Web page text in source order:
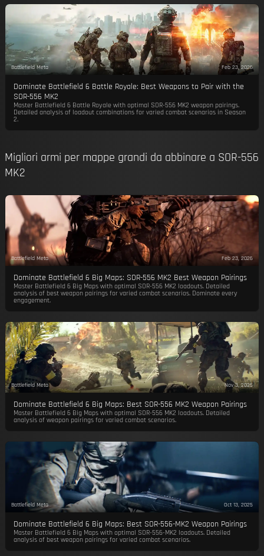
Battlefield Meta Feb 23, 2026
Dominate Battlefield 6 Battle Royale: Best Weapons to Pair with the
SOR-556 MK2
Master Battlefield 6 Battle Royale with optimal SOR-556 MK2 weapon pairings.
Detailed analysis of loadout combinations for varied combat scenarios in Season
2.
Migliori armi per mappe grandi da abbinare a SOR-556
MK2
Battlefield Meta Feb 23, 2026
Dominate Battlefield 6 Big Maps: SOR-556 MK2 Best Weapon Pairings
Master Battlefield 6 Big Maps with optimal SOR-556 MK2 loadouts. Detailed
analysis of best weapon pairings for varied combat scenarios. Dominate every
engagement.
Battlefield Meta Nov 3, 2025
Dominate Battlefield 6 Big Maps: Best SOR-556 MK2 Weapon Pairings
Master Battlefield 6 Big Maps with optimal SOR-556 MK2 loadouts. Detailed
analysis of weapon pairings for varied combat scenarios.
Battlefield Meta Oct 13, 2025
Dominate Battlefield 6 Big Maps: Best SOR-556-MK2 Weapon Pairings
Master Battlefield 6 Big Maps with optimal SOR-556-MK2 loadouts. Detailed
analysis of best weapon pairings for varied combat scenarios.